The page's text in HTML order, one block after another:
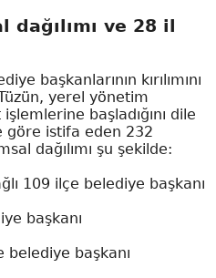
dağılımı ve 28 il
başkanlarının kırılımını
yerel yönetim
başladığını dile
göre istifa eden 232
dağılımı şu şekilde:
109 ilçe belediye başkanı
başkanı
belediye başkanı